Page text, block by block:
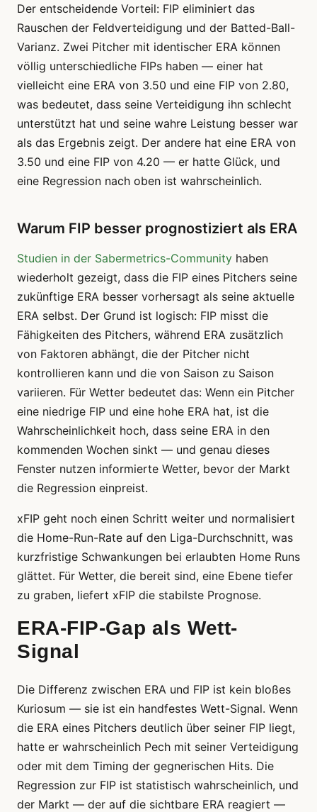
Der entscheidende Vorteil: FIP eliminiert das
Rauschen der Feldverteidigung und der Batted-Ball-
Varianz. Zwei Pitcher mit identischer ERA können
völlig unterschiedliche FIPs haben — einer hat
vielleicht eine ERA von 3.50 und eine FIP von 2.80,
was bedeutet, dass seine Verteidigung ihn schlecht
unterstützt hat und seine wahre Leistung besser war
als das Ergebnis zeigt. Der andere hat eine ERA von
3.50 und eine FIP von 4.20 — er hatte Glück, und
eine Regression nach oben ist wahrscheinlich.
Warum FIP besser prognostiziert als ERA
Studien in der Sabermetrics-Community haben
wiederholt gezeigt, dass die FIP eines Pitchers seine
zukünftige ERA besser vorhersagt als seine aktuelle
ERA selbst. Der Grund ist logisch: FIP misst die
Fähigkeiten des Pitchers, während ERA zusätzlich
von Faktoren abhängt, die der Pitcher nicht
kontrollieren kann und die von Saison zu Saison
variieren. Für Wetter bedeutet das: Wenn ein Pitcher
eine niedrige FIP und eine hohe ERA hat, ist die
Wahrscheinlichkeit hoch, dass seine ERA in den
kommenden Wochen sinkt — und genau dieses
Fenster nutzen informierte Wetter, bevor der Markt
die Regression einpreist.
xFIP geht noch einen Schritt weiter und normalisiert
die Home-Run-Rate auf den Liga-Durchschnitt, was
kurzfristige Schwankungen bei erlaubten Home Runs
glättet. Für Wetter, die bereit sind, eine Ebene tiefer
zu graben, liefert xFIP die stabilste Prognose.
ERA-FIP-Gap als Wett-
Signal
Die Differenz zwischen ERA und FIP ist kein bloßes
Kuriosum — sie ist ein handfestes Wett-Signal. Wenn
die ERA eines Pitchers deutlich über seiner FIP liegt,
hatte er wahrscheinlich Pech mit seiner Verteidigung
oder mit dem Timing der gegnerischen Hits. Die
Regression zur FIP ist statistisch wahrscheinlich, und
der Markt — der auf die sichtbare ERA reagiert —